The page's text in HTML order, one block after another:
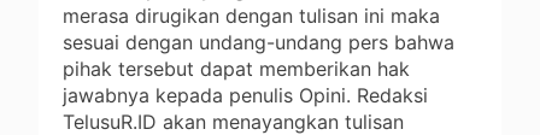
merasa dirugikan dengan tulisan ini maka
sesuai dengan undang-undang pers bahwa
pihak tersebut dapat memberikan hak
jawabnya kepada penulis Opini. Redaksi
TelusuR.ID akan menayangkan tulisan